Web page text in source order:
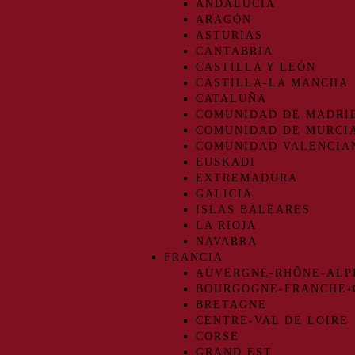
ANDALUCIA
ARAGÓN
ASTURIAS
CANTABRIA
CASTILLA Y LEÓN
CASTILLA-LA MANCHA
CATALUÑA
COMUNIDAD DE
COMUNIDAD DE
COMUNIDAD
EUSKADI
EXTREMADURA
GALICIA
ISLAS BALEARES
LA RIOJA
NAVARRA
FRANCIA
AUVERGNE-RHÔNE-
BOURGOGNE-FRANCHE-
BRETAGNE
CENTRE-VAL DE LOIRE
CORSE
GRAND EST